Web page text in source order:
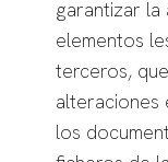
garantizar la
elementos
terceros,
alteraciones
los